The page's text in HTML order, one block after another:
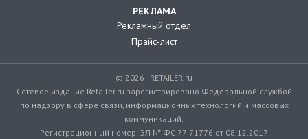
РЕКЛАМА
Рекламный отдел
Прайс-лист
© 2026 - RETAILER.ru
Сетевое издание Retailer.ru зарегистрировано Федеральной службой
по надзору в сфере связи, информационных технологий и массовых
коммуникаций.
Регистрационный номер: ЭЛ № ФС 77-71776 от 08.12.2017